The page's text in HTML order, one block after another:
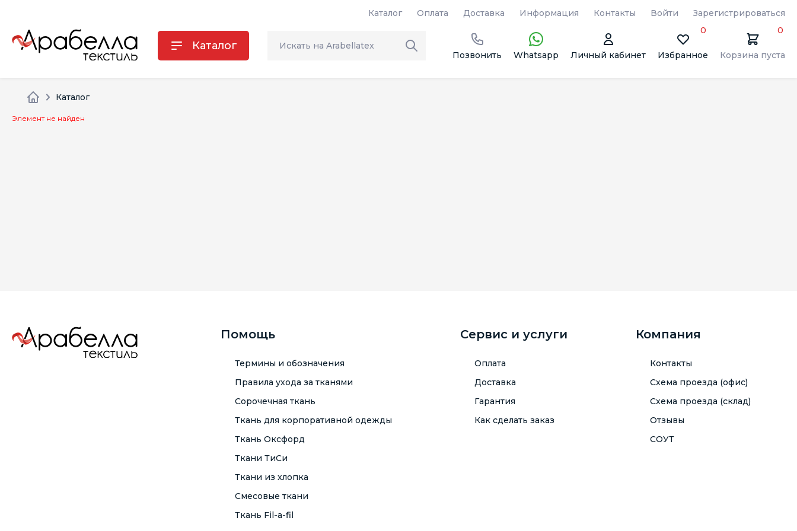
Каталог Оплата Доставка Информация Контакты Войти Зарегистрироваться
Каталог
Позвонить Whatsapp Личный кабинет Избранное
0
Корзина пуста
0
Каталог
Элемент не найден
Помощь
Термины и обозначения
Правила ухода за тканями
Сорочечная ткань
Ткань для корпоративной одежды
Ткань Оксфорд
Ткани ТиСи
Ткани из хлопка
Смесовые ткани
Ткань Fil-a-fil
Сервис и услуги
Оплата
Доставка
Гарантия
Как сделать заказ
Компания
Контакты
Схема проезда (офис)
Схема проезда (склад)
Отзывы
СОУТ